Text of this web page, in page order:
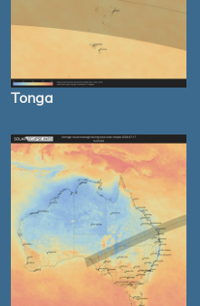
Tonga